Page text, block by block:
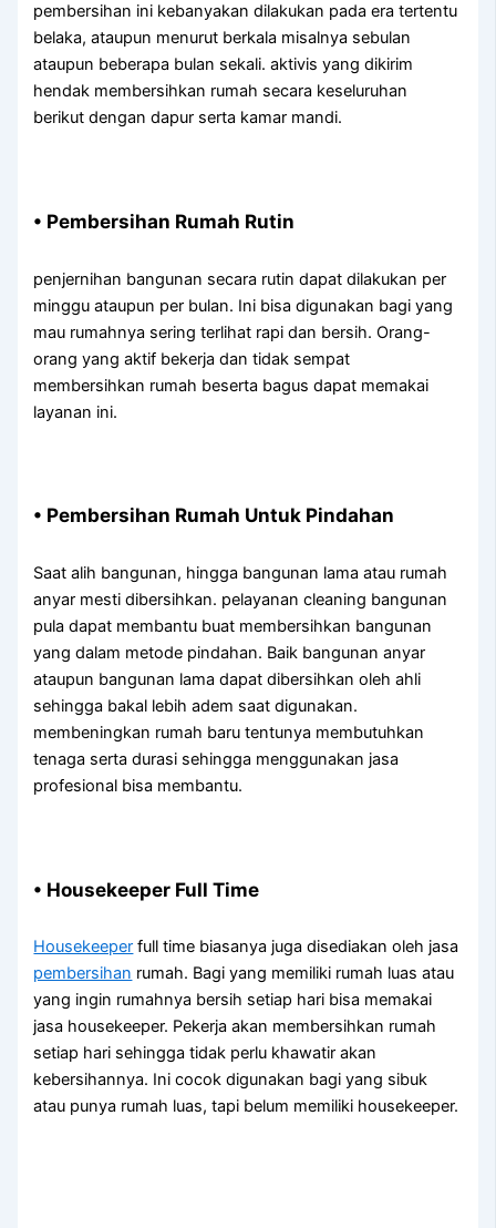
pembersihan ini kebanyakan dilakukan pada era tertentu
belaka, ataupun menurut berkala misalnya sebulan
ataupun beberapa bulan sekali. aktivis yang dikirim
hendak membersihkan rumah secara keseluruhan
berikut dengan dapur serta kamar mandi.
• Pembersihan Rumah Rutin
penjernihan bangunan secara rutin dapat dilakukan per
minggu ataupun per bulan. Ini bisa digunakan bagi yang
mau rumahnya sering terlihat rapi dan bersih. Orang-
orang yang aktif bekerja dan tidak sempat
membersihkan rumah beserta bagus dapat memakai
layanan ini.
• Pembersihan Rumah Untuk Pindahan
Saat alih bangunan, hingga bangunan lama atau rumah
anyar mesti dibersihkan. pelayanan cleaning bangunan
pula dapat membantu buat membersihkan bangunan
yang dalam metode pindahan. Baik bangunan anyar
ataupun bangunan lama dapat dibersihkan oleh ahli
sehingga bakal lebih adem saat digunakan.
membeningkan rumah baru tentunya membutuhkan
tenaga serta durasi sehingga menggunakan jasa
profesional bisa membantu.
• Housekeeper Full Time
Housekeeper full time biasanya juga disediakan oleh jasa
pembersihan rumah. Bagi yang memiliki rumah luas atau
yang ingin rumahnya bersih setiap hari bisa memakai
jasa housekeeper. Pekerja akan membersihkan rumah
setiap hari sehingga tidak perlu khawatir akan
kebersihannya. Ini cocok digunakan bagi yang sibuk
atau punya rumah luas, tapi belum memiliki housekeeper.